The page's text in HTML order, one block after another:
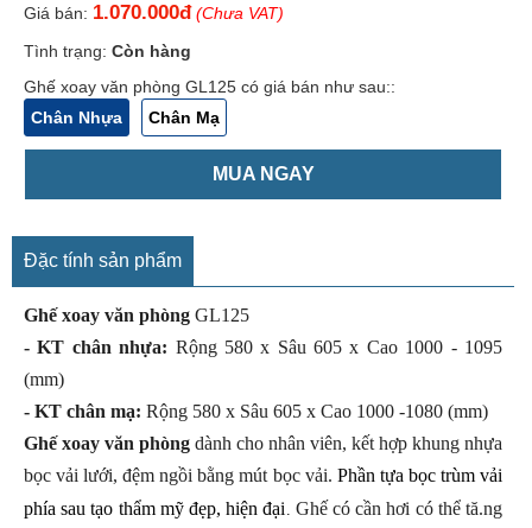
Giá bán: 1.070.000đ (Chưa VAT)
Tình trạng: Còn hàng
Ghế xoay văn phòng GL125 có giá bán như sau::
Chân Nhựa
Chân Mạ
MUA NGAY
Đặc tính sản phẩm
Ghế xoay văn phòng GL125
- KT chân nhựa: Rộng 580 x Sâu 605 x Cao 1000 - 1095
(mm)
- KT chân mạ: Rộng 580 x Sâu 605 x Cao 1000 -1080 (mm)
Ghế xoay văn phòng dành cho nhân viên, kết hợp khung nhựa
bọc vải lưới, đệm ngồi bằng mút bọc vải. Phần tựa bọc trùm vải
phía sau tạo thẩm mỹ đẹp, hiện đại . Ghế có cần hơi có thể tă.ng